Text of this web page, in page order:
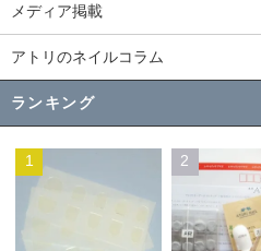
メディア掲載
アトリのネイルコラム
ランキング
1 2